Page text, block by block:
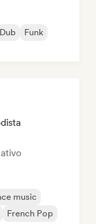
Dub
Funk
music
French Pop